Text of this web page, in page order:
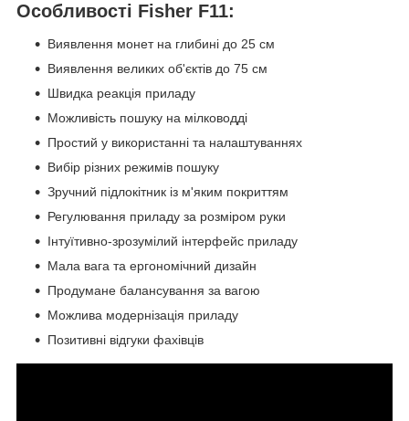
Особливості Fisher F11:
Виявлення монет на глибині до 25 см
Виявлення великих об'єктів до 75 см
Швидка реакція приладу
Можливість пошуку на мілководді
Простий у використанні та налаштуваннях
Вибір різних режимів пошуку
Зручний підлокітник із м'яким покриттям
Регулювання приладу за розміром руки
Інтуїтивно-зрозумілий інтерфейс приладу
Мала вага та ергономічний дизайн
Продумане балансування за вагою
Можлива модернізація приладу
Позитивні відгуки фахівців